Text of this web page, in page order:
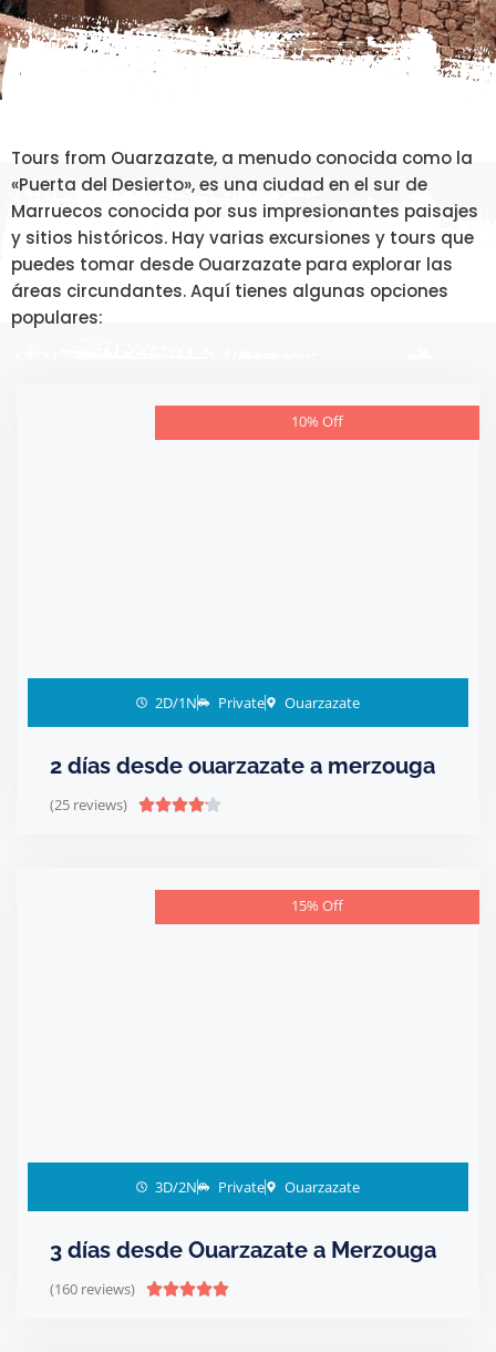
Tours from Ouarzazate, a menudo conocida como la
«Puerta del Desierto», es una ciudad en el sur de
Marruecos conocida por sus impresionantes paisajes
y sitios históricos. Hay varias excursiones y tours que
puedes tomar desde Ouarzazate para explorar las
áreas circundantes. Aquí tienes algunas opciones
populares:
10% Off
2D/1N Private Ouarzazate
2 días desde ouarzazate a merzouga
(25 reviews) 
15% Off
3D/2N Private Ouarzazate
3 días desde Ouarzazate a Merzouga
(160 reviews) 